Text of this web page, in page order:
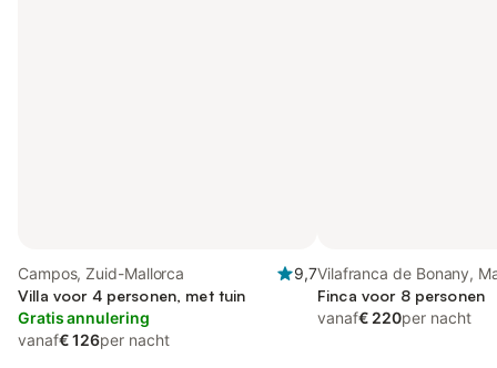
Campos, Zuid-Mallorca
9,7
Villa voor 4 personen, met tuin
Gratis annulering
vanaf€ 126per nacht
Vilafranca de Bonany,
Binnenland
Finca voor 8 personen
vanaf€ 220per nacht